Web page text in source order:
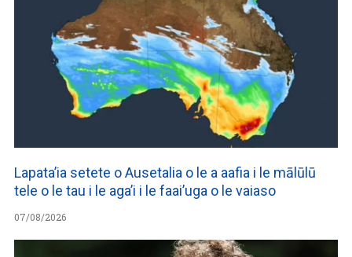
Lapata’ia setete o Ausetalia o le a aafia i le mālūlū
tele o le tau i le aga’i i le faai’uga o le vaiaso
07/08/2026